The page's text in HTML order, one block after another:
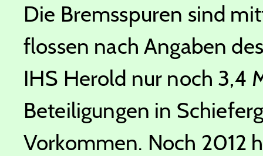
Die Bremsspuren sind
flossen nach Angaben
IHS Herold nur noch 3,4
Beteiligungen in
Vorkommen. Noch 2012